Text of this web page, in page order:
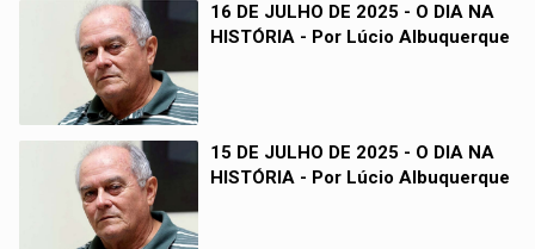
16 DE JULHO DE 2025 - O DIA NA
HISTÓRIA - Por Lúcio Albuquerque
15 DE JULHO DE 2025 - O DIA NA
HISTÓRIA - Por Lúcio Albuquerque